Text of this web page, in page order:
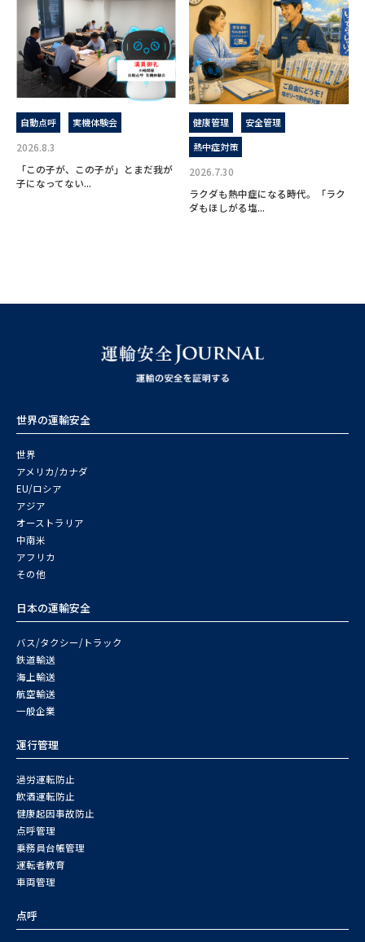
自動点呼 実機体験会
2026.8.3
「この子が、この子が」とまだ我が
子になってない...
健康管理
安全管理
熱中症対策
2026.7.30
ラクダも熱中症になる時代。「ラク
ダもほしがる塩...
世界の運輸安全
世界
アメリカ/カナダ
EU/ロシア
アジア
オーストラリア
中南米
アフリカ
その他
日本の運輸安全
バス/タクシー/トラック
鉄道輸送
海上輸送
航空輸送
一般企業
運行管理
過労運転防止
飲酒運転防止
健康起因事故防止
点呼管理
乗務員台帳管理
運転者教育
車両管理
点呼